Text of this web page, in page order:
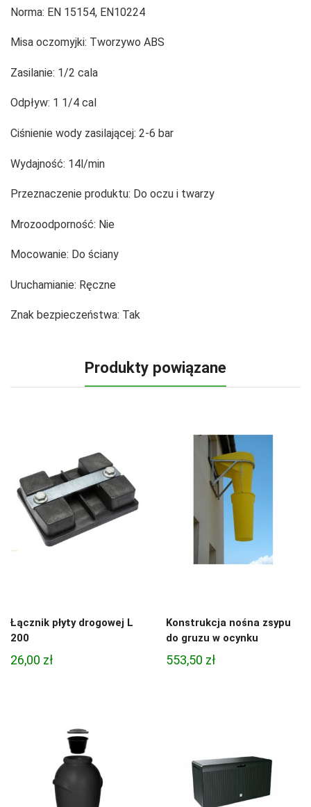
Norma: EN 15154, EN10224
Misa oczomyjki: Tworzywo ABS
Zasilanie: 1/2 cala
Odpływ: 1 1/4 cal
Ciśnienie wody zasilającej: 2-6 bar
Wydajność: 14l/min
Przeznaczenie produktu: Do oczu i twarzy
Mrozoodporność: Nie
Mocowanie: Do ściany
Uruchamianie: Ręczne
Znak bezpieczeństwa: Tak
Produkty powiązane
Łącznik płyty drogowej L
200
26,00 zł
Konstrukcja nośna zsypu
do gruzu w ocynku
553,50 zł